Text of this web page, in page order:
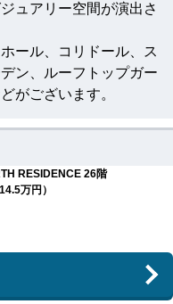
ュアリー空間が演出さ
ール、コリドール、ス
ン、ルーフトップガー
がございます。
RESIDENCE 26階
万円）